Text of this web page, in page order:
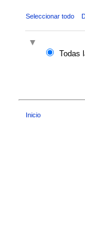
Seleccionar todo
Todas
Inicio